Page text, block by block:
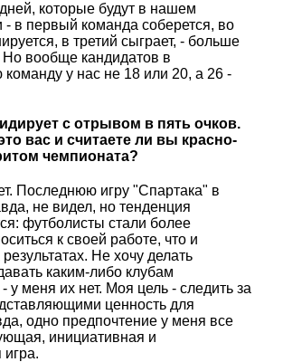
которые будут в нашем
- в первый команда соберется, во
в третий сыграет, - больше
вообще кандидатов в
у нас не 18 или 20, а 26 -
с отрывом в пять очков.
вас и считаете ли вы красно-
чемпионата?
Последнюю игру "Спартака" в
не видел, но тенденция
футболисты стали более
к своей работе, что и
Не хочу делать
каким-либо клубам
у меня их нет. Моя цель - следить за
ценность для
одно предпочтение у меня все
инициативная и